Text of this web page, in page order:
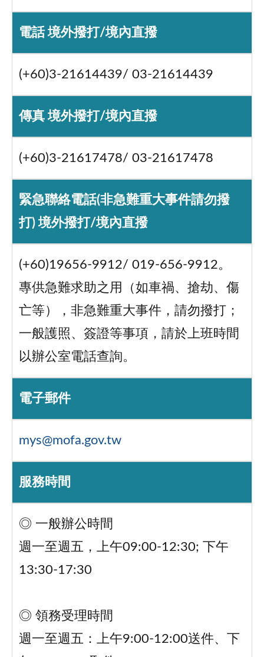
電話 境外撥打/境內直撥
(+60)3-21614439/ 03-21614439
傳真 境外撥打/境內直撥
(+60)3-21617478/ 03-21617478
緊急聯絡電話(非急難重大事件請勿撥
打) 境外撥打/境內直撥
(+60)19656-9912/ 019-656-9912。
專供急難求助之用（如車禍、搶劫、傷
亡等），非急難重大事件，請勿撥打；
一般護照、簽證等事項，請於上班時間
以辦公室電話查詢。
電子郵件
mys@mofa.gov.tw
服務時間
◎ 一般辦公時間
週一至週五，上午09:00-12:30; 下午
13:30-17:30
◎ 領務受理時間
週一至週五：上午9:00-12:00送件、下